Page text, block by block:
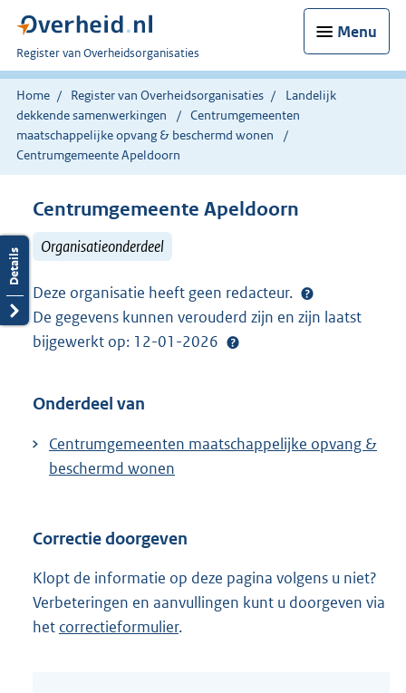
Menu
U
bent
nu
hier:
Register van Overheidsorganisaties
Home Register van Overheidsorganisaties
Landelijk
dekkende samenwerkingen
Centrumgemeenten
maatschappelijke opvang & beschermd wonen
Centrumgemeente Apeldoorn
Centrumgemeente Apeldoorn
Organisatieonderdeel
Deze organisatie heeft geen redacteur.
De gegevens kunnen verouderd zijn en zijn laatst
bijgewerkt op: 12-01-2026
Onderdeel van
Centrumgemeenten maatschappelijke opvang &
beschermd wonen
Correctie doorgeven
Klopt de informatie op deze pagina volgens u niet?
Verbeteringen en aanvullingen kunt u doorgeven via
het correctieformulier.